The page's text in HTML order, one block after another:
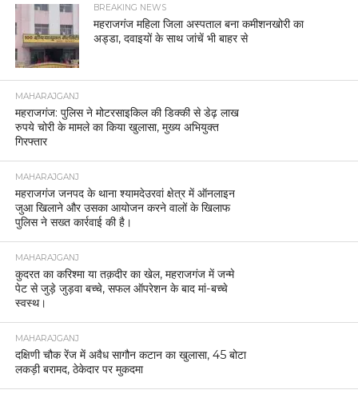
BREAKING NEWS
महराजगंज महिला जिला अस्पताल बना कमीशनखोरी का
अड्डा, दवाइयों के साथ जांचें भी बाहर से
MAHARAJGANJ
महराजगंज: पुलिस ने मोटरसाइकिल की डिक्की से डेढ़ लाख
रुपये चोरी के मामले का किया खुलासा, मुख्य अभियुक्त
गिरफ्तार
MAHARAJGANJ
महराजगंज जनपद के थाना श्यामदेउरवां क्षेत्र में ऑनलाइन
जुआ खिलाने और उसका आयोजन करने वालों के खिलाफ
पुलिस ने सख्त कार्रवाई की है।
MAHARAJGANJ
कुदरत का करिश्मा या तक़दीर का खेल, महराजगंज में जन्मे
पेट से जुड़े जुड़वा बच्चे, सफल ऑपरेशन के बाद मां-बच्चे
स्वस्थ।
MAHARAJGANJ
दक्षिणी चौक रेंज में अवैध सागौन कटान का खुलासा, 45 बोटा
लकड़ी बरामद, ठेकेदार पर मुकदमा